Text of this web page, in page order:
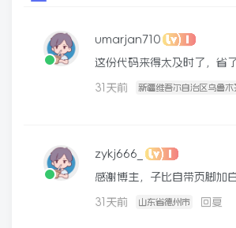
umarjan710
这份代码来得太及时了，省
31天前 新疆维吾尔自治区乌鲁木
zykj666_
感谢博主，子比自带页脚加
31天前 山东省德州市 回复